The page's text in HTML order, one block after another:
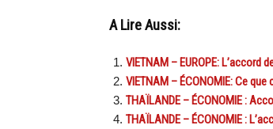
A Lire Aussi:
VIETNAM – EUROPE:
VIETNAM – ÉCONOMIE: Ce
THAÏLANDE – ÉCONOMIE :
THAÏLANDE – ÉCONOMIE :